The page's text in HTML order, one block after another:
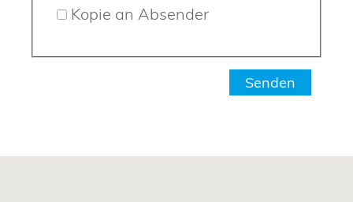
Kopie an Absender